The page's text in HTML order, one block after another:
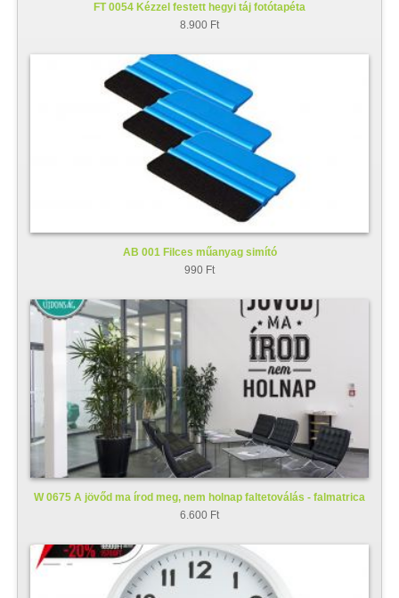
FT 0054 Kézzel festett hegyi táj fotótapéta
8.900 Ft
AB 001 Filces műanyag simító
990 Ft
W 0675 A jövőd ma írod meg, nem holnap faltetoválás - falmatrica
6.600 Ft